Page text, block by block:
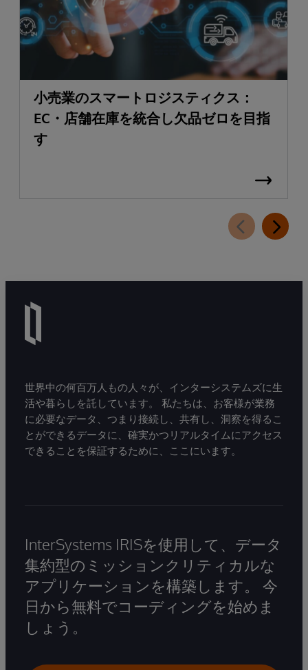
小売業のスマートロジスティクス：
EC・店舗在庫を統合し欠品ゼロを目指
す
世界中の何百万人もの人々が、インターシステムズに生
活や暮らしを託しています。 私たちは、お客様が業務
に必要なデータ、つまり接続し、共有し、洞察を得るこ
とができるデータに、確実かつリアルタイムにアクセス
できることを保証するために、ここにいます。
InterSystems IRISを使用して、データ
集約型のミッションクリティカルな
アプリケーションを構築します。 今
日から無料でコーディングを始めま
しょう。